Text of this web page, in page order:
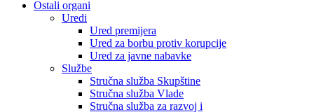
Ostali organi
Uredi
Ured premijera
Ured za borbu protiv korupcije
Ured za javne nabavke
Službe
Stručna služba Skupštine
Stručna služba Vlade
Stručna služba za razvoj i